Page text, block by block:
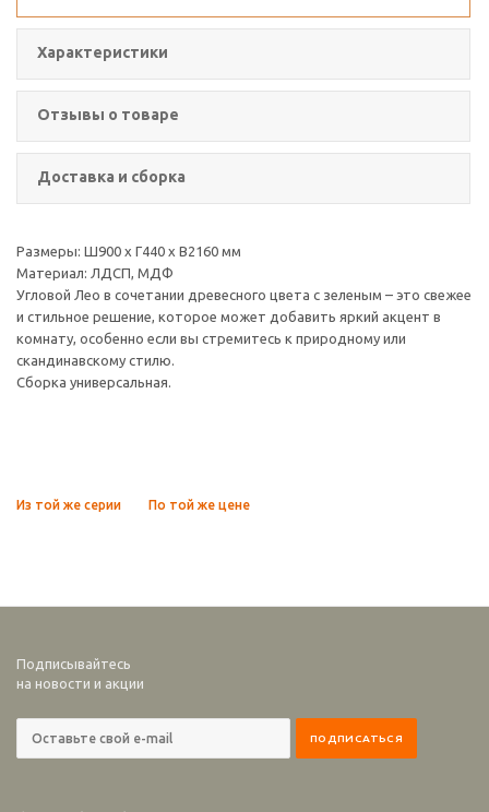
Характеристики
Отзывы о товаре
Доставка и сборка
Размеры: Ш900 х Г440 х В2160 мм
Материал: ЛДСП, МДФ
Угловой Лео в сочетании древесного цвета с зеленым – это свежее
и стильное решение, которое может добавить яркий акцент в
комнату, особенно если вы стремитесь к природному или
скандинавскому стилю.
Сборка универсальная.
Из той же серии По той же цене
Подписывайтесь
на новости и акции